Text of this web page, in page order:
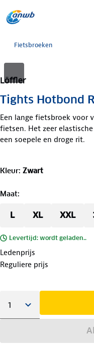
Fietsbroeken
Löffler
Tights Hotbond
Een lange fietsbroek voor
fietsen. Het zeer
een soepele en droge rit.
Kleur: Zwart
Maat:
L XL XXL
Levertijd: wordt geladen..
Ledenprijs
Reguliere prijs